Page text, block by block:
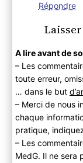
Répondre
A lire avant de
– Les
toute erreur,
… dans le but
– Merci de nous
chaque
pratique,
– Les
MedG. Il ne sera